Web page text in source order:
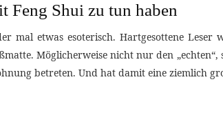
Feng Shui zu tun haben
mal etwas esoterisch. Hartgesottene
Möglicherweise nicht nur den
betreten. Und hat damit eine ziemlich